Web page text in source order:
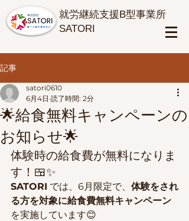
​就労継続支援B型事業所
SATORI
記事
🌟給食無料キャンペーンの
お知らせ🌟
satori0610
6月4日 読了時間: 2分
体験時の給食費が無料になりま
す！🍱✨
SATORI では、6月限定で、 体験をされ
る方を対象に給食費無料キャンペーン
を実施しています😊